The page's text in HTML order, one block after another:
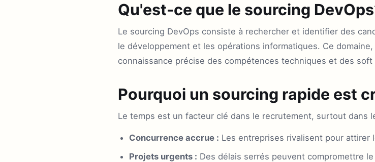
Qu'est-ce que le sourcing
Le sourcing DevOps consiste à rechercher et identifier des
le développement et les opérations informatiques. Ce
connaissance précise des compétences techniques et des
Pourquoi un sourcing rapide est
Le temps est un facteur clé dans le recrutement, surtout dans
Concurrence accrue : Les entreprises rivalisent pour attirer
Projets urgents : Des délais serrés peuvent compromettre